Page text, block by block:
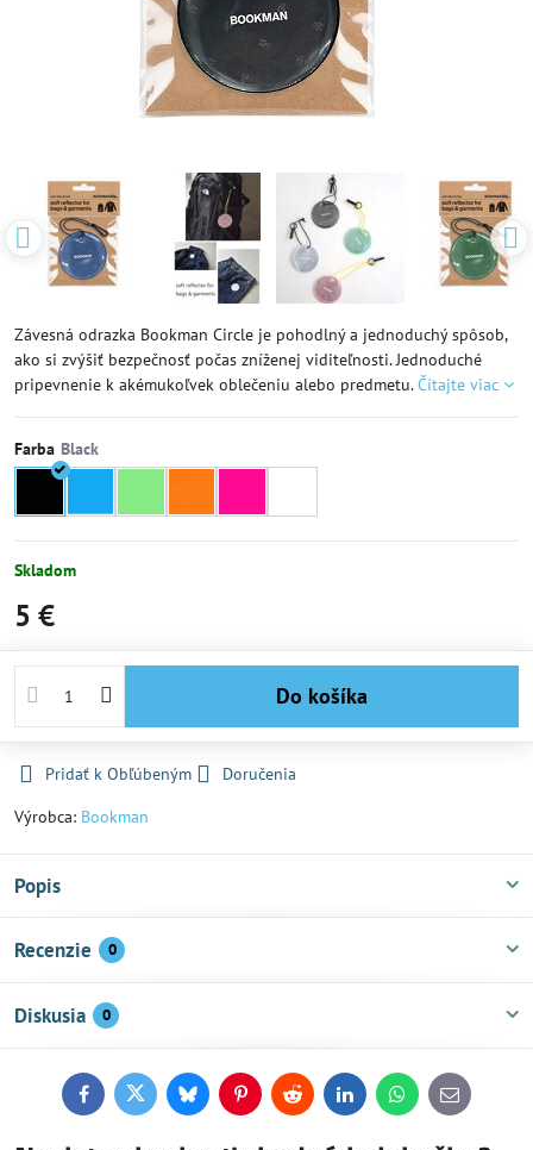
Závesná odrazka Bookman Circle je pohodlný a jednoduchý spôsob,
ako si zvýšiť bezpečnosť počas zníženej viditeľnosti. Jednoduché
pripevnenie k akémukoľvek oblečeniu alebo predmetu.Čítajte viac
Farba
Skladom
5 €
Do košíka
Pridať k Obľúbeným
Doručenia
Výrobca: Bookman
Popis
Recenzie 0
Diskusia 0
FacebookTwitterBlueskyPinterestReddit LinkedInWhatsApp
E-
mail